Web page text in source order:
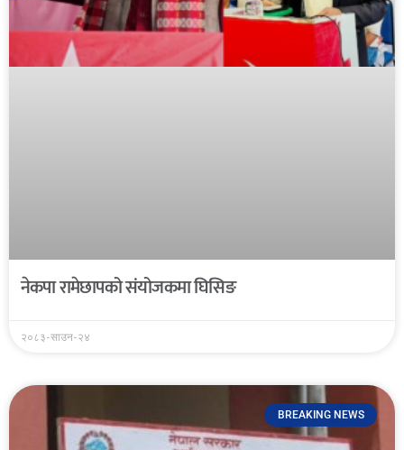
नेकपा रामेछापको संयोजकमा घिसिङ
२०८३-साउन-२४
BREAKING NEWS